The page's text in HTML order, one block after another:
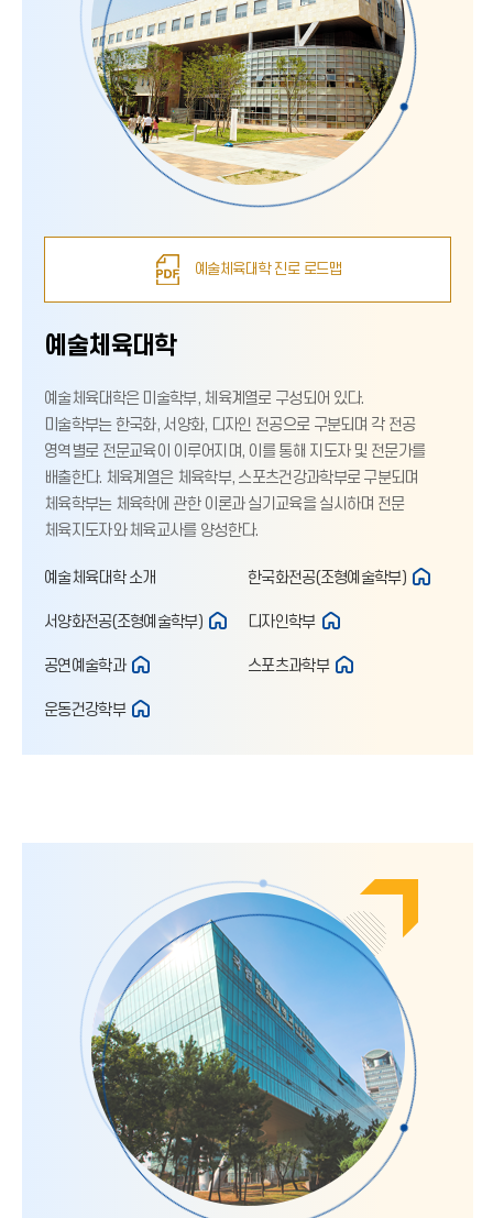
예술체육대학 진로 로드맵
예술체육대학
예술체육대학은 미술학부, 체육계열로 구성되어 있다.
미술학부는 한국화, 서양화, 디자인 전공으로 구분되며 각 전공
영역별로 전문교육이 이루어지며, 이를 통해 지도자 및 전문가를
배출한다. 체육계열은 체육학부, 스포츠건강과학부로 구분되며
체육학부는 체육학에 관한 이론과 실기교육을 실시하며 전문
체육지도자와 체육교사를 양성한다.
예술체육대학 소개 한국화전공(조형예술학부)
서양화전공(조형예술학부) 디자인학부
공연예술학과 스포츠과학부
운동건강학부